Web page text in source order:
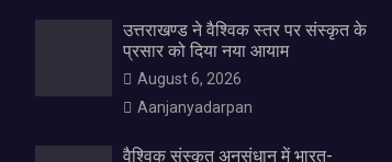
उत्तराखण्ड ने वैश्विक स्तर पर संस्कृत के
प्रसार को दिया नया आयाम
August 6, 2026
Aanjanyadarpan
वैश्विक संस्कृत अनुसंधान में भारत-